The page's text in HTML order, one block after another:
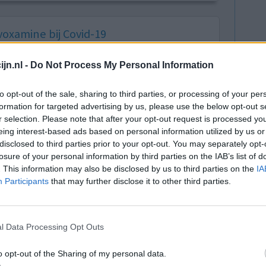
- Do Not Process My Personal Information
opt-out of the sale, sharing to third parties, or processing of your
for targeted advertising by us, please use the below opt-out
selection. Please note that after your opt-out request is processed
interest-based ads based on personal information utilized by us
to third parties prior to your opt-out. You may separately
of your personal information by third parties on the IAB’s list of
This information may also be disclosed by us to third parties on the
Participants that may further disclose it to other third parties.
Data Processing Opt Outs
opt-out of the Sharing of my personal data.
bij Covid-19
van fluvoxamine, een goedkoop en generiek
COVID-19. Fluvoxamine, in een dosering van
met een verhoogd risico een daling van
het verloop van de besmetting met het
dit idee nadat het bij hen opviel dat
van Covid lieten zien.
was kleinschalig maar bemoedigend. Dit
Er is nog niet bekend of andere SSRI’s ook
mechanisme is nog onbekend.